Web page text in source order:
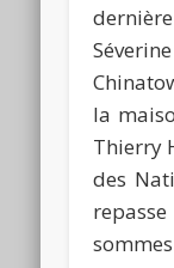
la
Thierry
des